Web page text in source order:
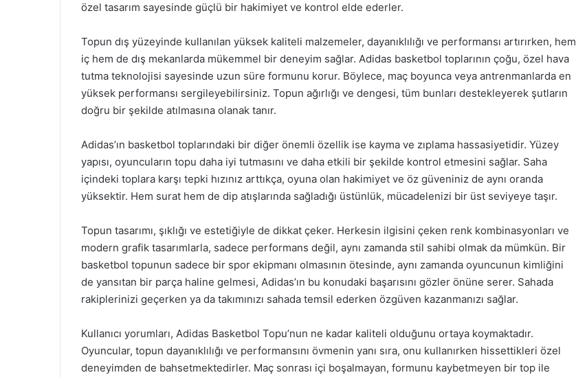
özel tasarım sayesinde güçlü bir hakimiyet ve kontrol elde ederler.
Topun dış yüzeyinde kullanılan yüksek kaliteli malzemeler, dayanıklılığı ve performansı artırırken, hem
iç hem de dış mekanlarda mükemmel bir deneyim sağlar. Adidas basketbol toplarının çoğu, özel hava
tutma teknolojisi sayesinde uzun süre formunu korur. Böylece, maç boyunca veya antrenmanlarda en
yüksek performansı sergileyebilirsiniz. Topun ağırlığı ve dengesi, tüm bunları destekleyerek şutların
doğru bir şekilde atılmasına olanak tanır.
Adidas’ın basketbol toplarındaki bir diğer önemli özellik ise kayma ve zıplama hassasiyetidir. Yüzey
yapısı, oyuncuların topu daha iyi tutmasını ve daha etkili bir şekilde kontrol etmesini sağlar. Saha
içindeki toplara karşı tepki hızınız arttıkça, oyuna olan hakimiyet ve öz güveniniz de aynı oranda
yüksektir. Hem surat hem de dip atışlarında sağladığı üstünlük, mücadelenizi bir üst seviyeye taşır.
Topun tasarımı, şıklığı ve estetiğiyle de dikkat çeker. Herkesin ilgisini çeken renk kombinasyonları ve
modern grafik tasarımlarla, sadece performans değil, aynı zamanda stil sahibi olmak da mümkün. Bir
basketbol topunun sadece bir spor ekipmanı olmasının ötesinde, aynı zamanda oyuncunun kimliğini
de yansıtan bir parça haline gelmesi, Adidas’ın bu konudaki başarısını gözler önüne serer. Sahada
rakiplerinizi geçerken ya da takımınızı sahada temsil ederken özgüven kazanmanızı sağlar.
Kullanıcı yorumları, Adidas Basketbol Topu’nun ne kadar kaliteli olduğunu ortaya koymaktadır.
Oyuncular, topun dayanıklılığı ve performansını övmenin yanı sıra, onu kullanırken hissettikleri özel
deneyimden de bahsetmektedirler. Maç sonrası içi boşalmayan, formunu kaybetmeyen bir top ile